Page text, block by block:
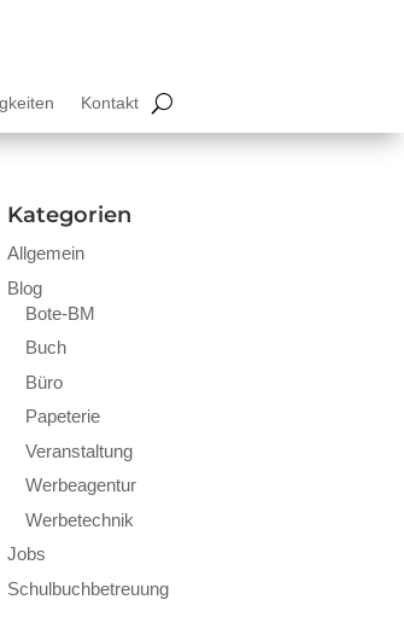
Kontakt
Kategorien
Allgemein
Blog
Bote-BM
Buch
Büro
Papeterie
Veranstaltung
Werbeagentur
Werbetechnik
Jobs
Schulbuchbetreuung